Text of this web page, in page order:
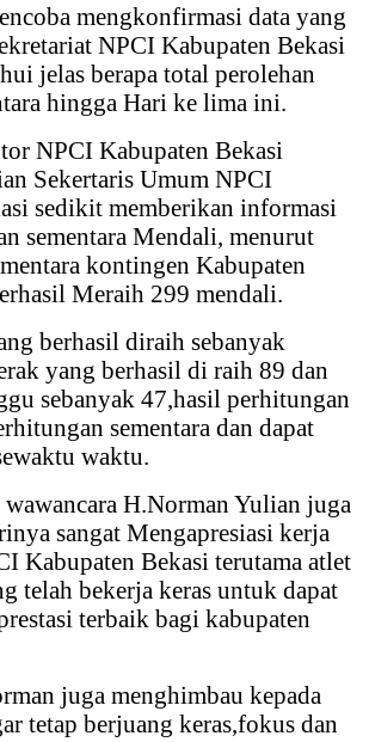
mengkonfirmasi data yang
NPCI Kabupaten Bekasi
jelas berapa total perolehan
hingga Hari ke lima ini.
NPCI Kabupaten Bekasi
Sekertaris Umum NPCI
sedikit memberikan informasi
sementara Mendali, menurut
kontingen Kabupaten
Meraih 299 mendali.
berhasil diraih sebanyak
yang berhasil di raih 89 dan
sebanyak 47,hasil perhitungan
sementara dan dapat
waktu.
wawancara H.Norman Yulian juga
sangat Mengapresiasi kerja
Kabupaten Bekasi terutama atlet
telah bekerja keras untuk dapat
terbaik bagi kabupaten
juga menghimbau kepada
tetap berjuang keras,fokus dan